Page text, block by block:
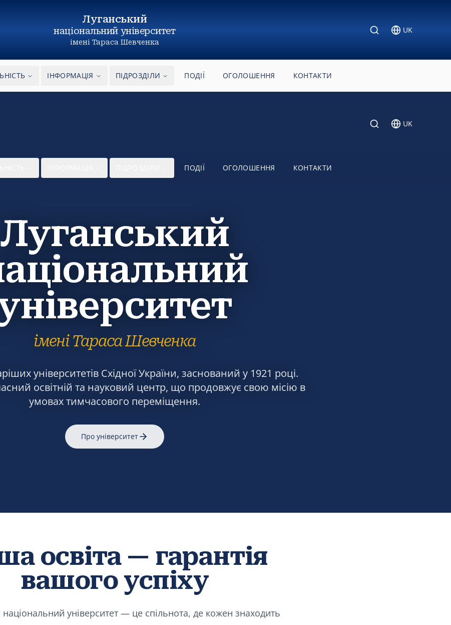
Луганський
національний університет
імені Тараса Шевченка
UK
ІНФОРМАЦІЯ ПІДРОЗДІЛИ ПОДІЇ ОГОЛОШЕННЯ КОНТАКТИ
UK
ПОДІЇ ОГОЛОШЕННЯ КОНТАКТИ
Луганський
імені Тараса Шевченка
університетів Східної України, заснований у 1921 році.
освітній та науковий центр, що продовжує свою місію в
умовах тимчасового переміщення.
Про університет
освіта — гарантія
вашого успіху
університет — це спільнота, де кожен знаходить